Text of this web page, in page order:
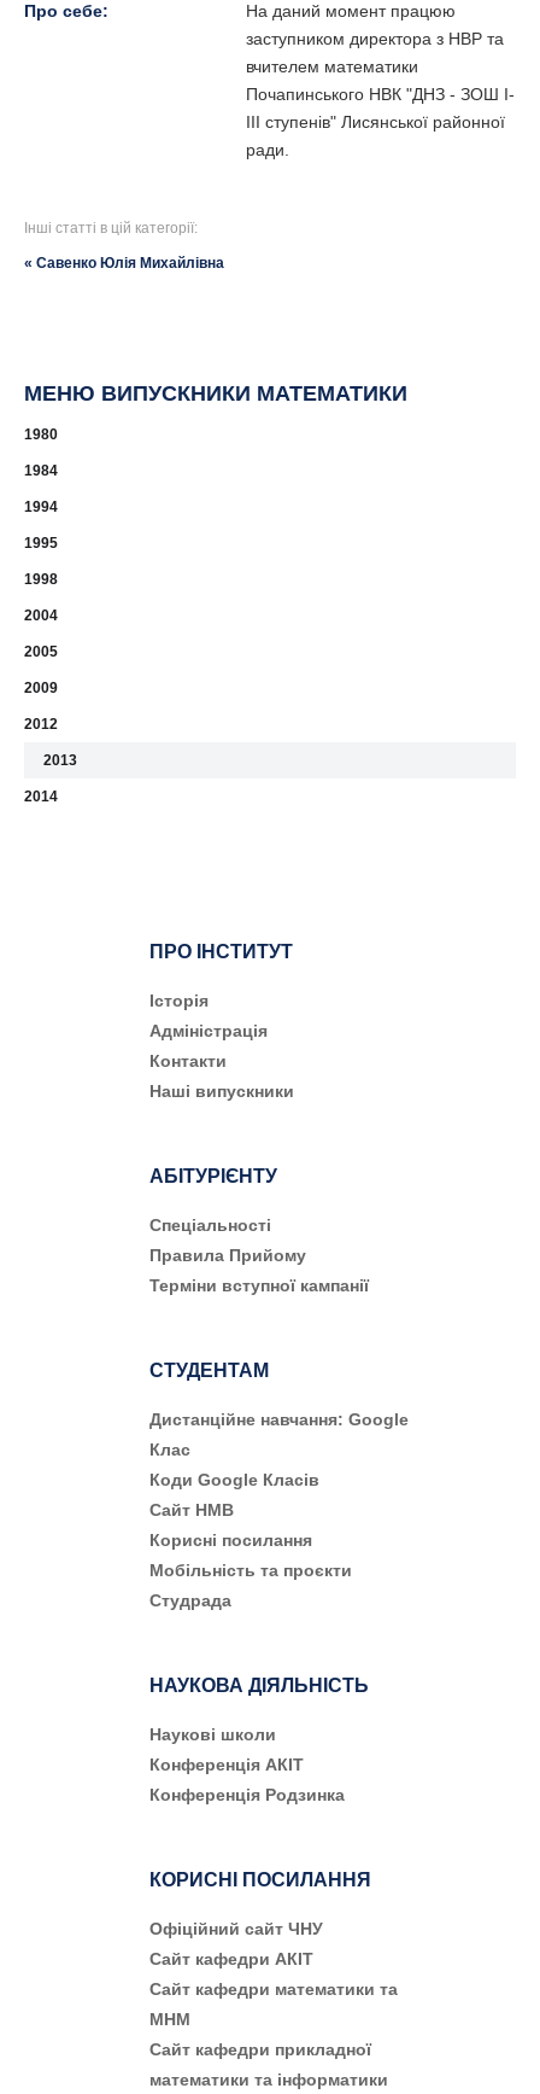
Про себе:
На даний момент працюю
заступником директора з НВР та
вчителем математики
Почапинського НВК "ДНЗ - ЗОШ I-
III ступенів" Лисянської районної
ради.
Інші статті в цій категорії:
« Савенко Юлія Михайлівна
МЕНЮ ВИПУСКНИКИ МАТЕМАТИКИ
1980
1984
1994
1995
1998
2004
2005
2009
2012
2013
2014
ПРО ІНСТИТУТ
Історія
Адміністрація
Контакти
Наші випускники
АБІТУРІЄНТУ
Cпеціальності
Правила Прийому
Терміни вступної кампанії
СТУДЕНТАМ
Дистанційне навчання: Google
Клас
Коди Google Класів
Сайт НМВ
Корисні посилання
Мобільність та проєкти
Студрада
НАУКОВА ДІЯЛЬНІСТЬ
Наукові школи
Конференція АКІТ
Конференція Родзинка
КОРИСНІ ПОСИЛАННЯ
Офіційний сайт ЧНУ
Сайт кафедри АКІТ
Сайт кафедри математики та
МНМ
Сайт кафедри прикладної
математики та інформатики